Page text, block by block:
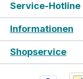
Service-Hotline
Informationen
Shopservice